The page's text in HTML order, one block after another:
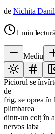
de Nichita
1 min lectură
Mediu
Piciorul se
de
frig, se oprea în
plimbarea
dintr-un colț în
nervos laba